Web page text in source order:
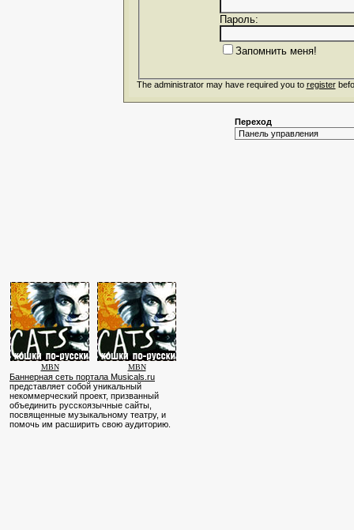
Пароль:
Запомнить меня!
The administrator may have required you to register
Переход
MBN MBN
Баннерная сеть портала Musicals.ru
представляет собой уникальный
некоммерческий проект, призванный
объединить русскоязычные сайты,
посвященные музыкальному театру, и
помочь им расширить свою аудиторию.